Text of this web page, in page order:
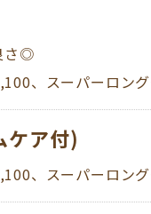
さ◎​​​​​​​
、スーパーロン
ケア付)
、スーパーロン